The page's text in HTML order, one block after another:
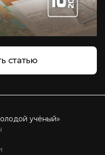
статью
учёный»